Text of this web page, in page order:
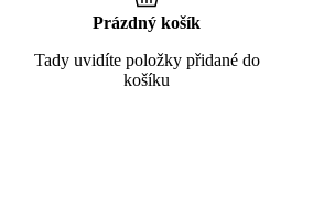
Prázdný košík
Tady uvidíte položky přidané do
košíku